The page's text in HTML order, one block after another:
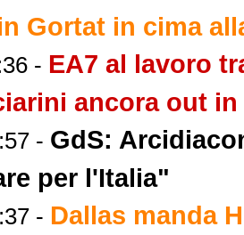
Gortat in cima
- EA7 al lavoro
ancora out in
- GdS:
per l'Italia"
- Dallas manda